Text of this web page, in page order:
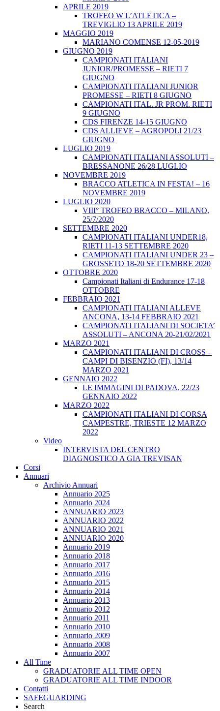
APRILE 2019
TROFEO W L’ATLETICA –
TREVIGLIO 13 APRILE 2019
MAGGIO 2019
MARIANO COMENSE 12-05-2019
GIUGNO 2019
CAMPIONATI ITALIANI
JUNIOR/PROMESSE – RIETI 7
GIUGNO
CAMPIONATI ITALIANI JUNIOR
PROMESSE – RIETI 8 GIUGNO
CAMPIONATI ITAL. JR PROM. RIETI
9 GIUGNO
CDS FIRENZE 14-15 GIUGNO
CDS ALLIEVE – AGROPOLI 21/23
GIUGNO
LUGLIO 2019
CAMPIONATI ITALIANI ASSOLUTI –
BRESSANONE 26/28 LUGLIO
NOVEMBRE 2019
BRACCO ATLETICA IN FESTA! – 16
NOVEMBRE 2019
LUGLIO 2020
VIII° TROFEO BRACCO – MILANO,
25/7/2020
SETTEMBRE 2020
CAMPIONATI ITALIANI UNDER18,
RIETI 11-13 SETTEMBRE 2020
CAMPIONATI ITALIANI UNDER 23 –
GROSSETO 18-20 SETTEMBRE 2020
OTTOBRE 2020
Campionati Italiani di Endurance 17-18
OTTOBRE
FEBBRAIO 2021
CAMPIONATI ITALIANI ALLEVE
ANCONA, 13-14 FEBBRAIO 2021
CAMPIONATI ITALIANI DI SOCIETA’
ASSOLUTI – ANCONA 20-21/02/2021
MARZO 2021
CAMPIONATI ITALIANI DI CROSS –
CAMPI DI BISENZIO (FI), 13/14
MARZO 2021
GENNAIO 2022
LE IMMAGINI DI PADOVA, 22/23
GENNAIO 2022
MARZO 2022
CAMPIONATI ITALIANI DI CORSA
CAMPESTRE, TRIESTE 12 MARZO
2022
Video
INTERVISTA DEL CENTRO
DIAGNOSTICO A GIA TREVISAN
Corsi
Annuari
Archivio Annuari
Annuario 2025
Annuario 2024
ANNUARIO 2023
ANNUARIO 2022
ANNUARIO 2021
ANNUARIO 2020
Annuario 2019
Annuario 2018
Annuario 2017
Annuario 2016
Annuario 2015
Annuario 2014
Annuario 2013
Annuario 2012
Annuario 2011
Annuario 2010
Annuario 2009
Annuario 2008
Annuario 2007
All Time
GRADUATORIE ALL TIME OPEN
GRADUATORIE ALL TIME INDOOR
Contatti
SAFEGUARDING
Search